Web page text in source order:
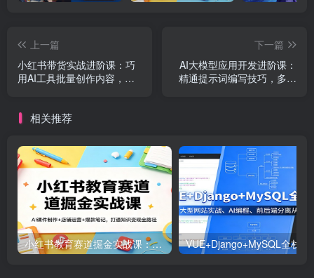
上一篇
小红书带货实战进阶课：巧
用AI工具批量创作内容，开
下一篇
AI大模型应用开发进阶课：
精通提示词编写技巧，多平
相关推荐
小红书教育赛道掘金实战课：AI课件制作+店铺运营+爆款笔记，打通知识变现全路径